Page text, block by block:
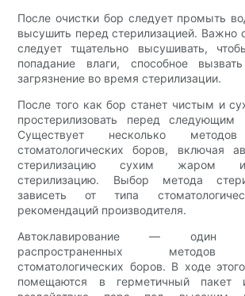
После очистки бор следует промыть
высушить перед стерилизацией. Важно
следует тщательно высушивать,
попадание влаги, способное
загрязнение во время стерилизации.
После того как бор станет чистым и
простерилизовать перед следующим
Существует несколько методов
стоматологических боров, включая
стерилизацию сухим жаром
стерилизацию. Выбор метода
зависеть от типа
рекомендаций производителя.
Автоклавирование — один
распространенных методов
стоматологических боров. В ходе
помещаются в герметичный пакет